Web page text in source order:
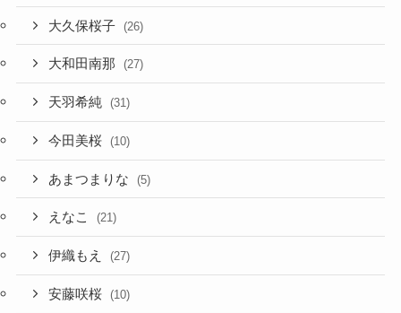
大久保桜子 (26)
大和田南那 (27)
天羽希純 (31)
今田美桜 (10)
あまつまりな (5)
えなこ (21)
伊織もえ (27)
安藤咲桜 (10)